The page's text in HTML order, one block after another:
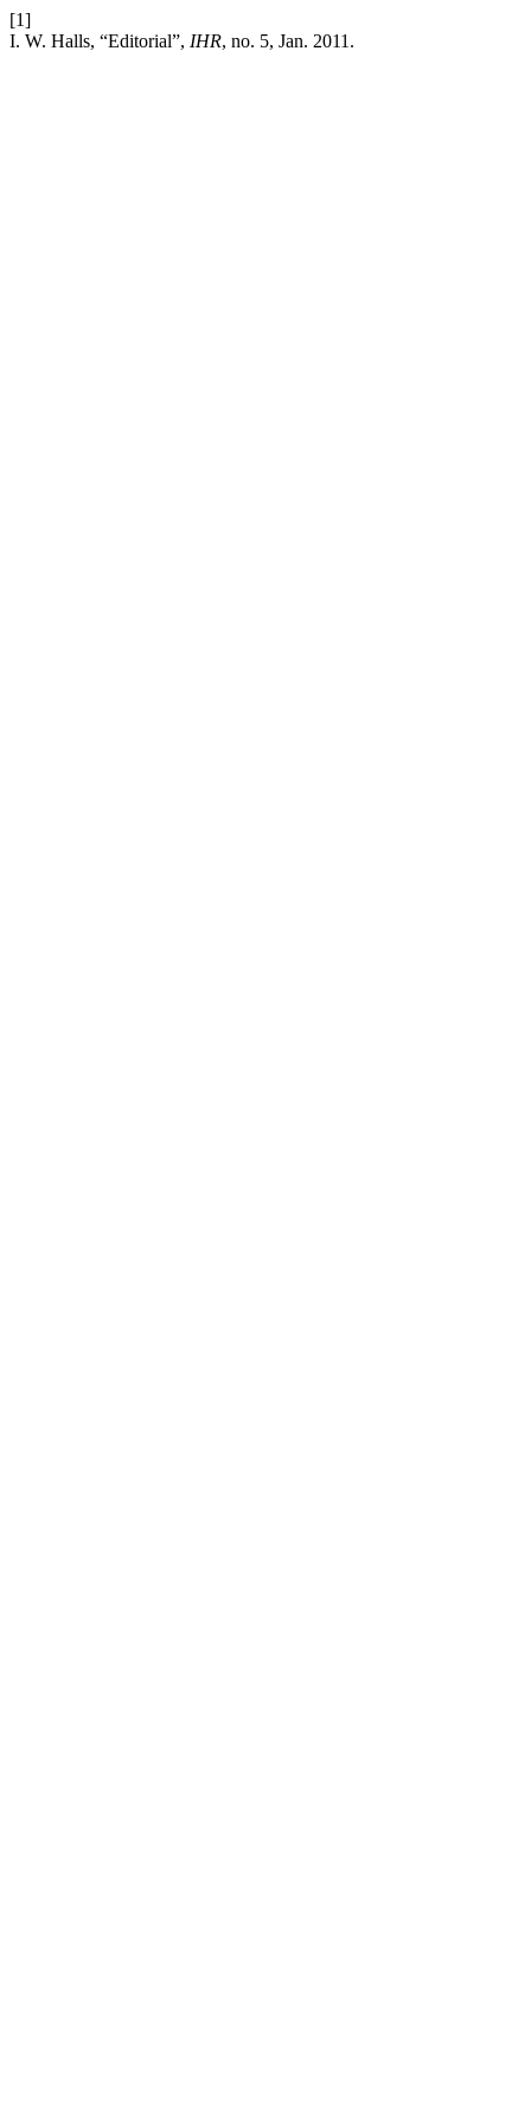
[1]
I. W. Halls, “Editorial”, IHR, no. 5, Jan. 2011.